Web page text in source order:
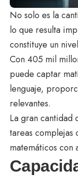
No solo es la
lo que resulta
constituye un
Con 405 mil
puede captar
lenguaje,
relevantes.
La gran cantidad
tareas complejas
matemáticos con